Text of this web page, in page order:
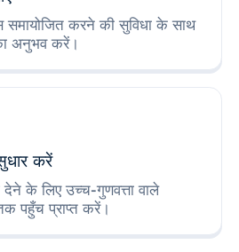
समायोजित करने की सुविधा के साथ
अनुभव करें।
करें
देने के लिए उच्च-गुणवत्ता वाले
पहुँच प्राप्त करें।